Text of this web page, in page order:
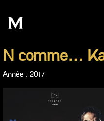
N comme…
Année : 2017